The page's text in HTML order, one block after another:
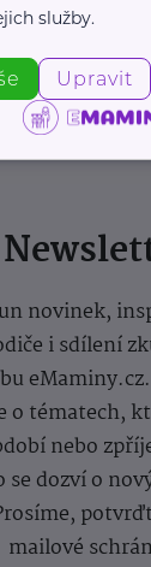
přehled
novinek,
i sdílení
o tématech,
nebo
dozví o
mailové
služby.
Upravit